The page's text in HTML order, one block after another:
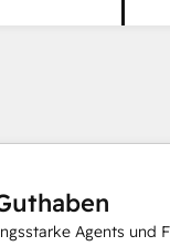
Agents und